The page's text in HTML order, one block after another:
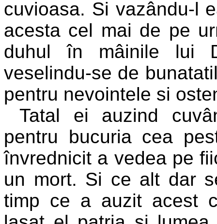
cuvioasa. Si vazându-l
acesta cel mai de pe
duhul în mâinile lui
veselindu-se de
pentru nevointele si
Tatal ei auzind
pentru bucuria cea
învrednicit a vedea pe
un mort. Si ce alt dar
timp ce a auzit acest